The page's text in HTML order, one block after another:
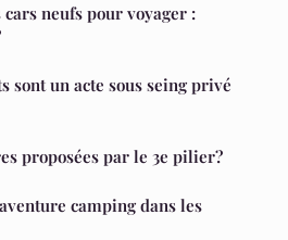
neufs pour voyager :
sont un acte sous seing privé
proposées par le 3e pilier?
camping dans les